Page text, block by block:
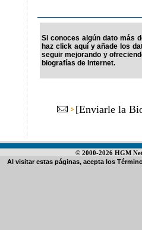
Si conoces algún dato más
haz click aquí y añade los
seguir mejorando y
biografías de Internet.
[Enviarle la
© 2000-2026 HGM
Al visitar estas páginas, acepta los